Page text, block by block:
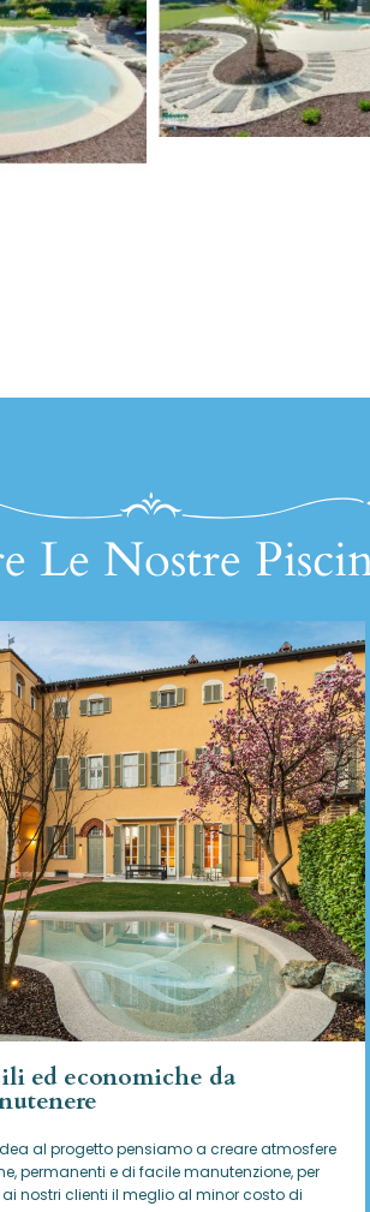
Le Nostre
ed economiche da
al progetto pensiamo a creare atmosfere
permanenti e di facile manutenzione, per
nostri clienti il meglio al minor costo di